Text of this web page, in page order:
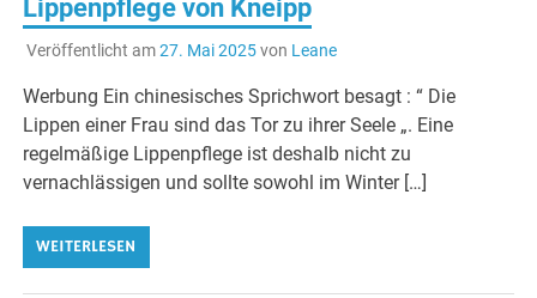
Lippenpflege von Kneipp
Veröffentlicht am27. Mai 2025von Leane
Werbung Ein chinesisches Sprichwort besagt : “ Die
Lippen einer Frau sind das Tor zu ihrer Seele „. Eine
regelmäßige Lippenpflege ist deshalb nicht zu
vernachlässigen und sollte sowohl im Winter […]
WEITERLESEN